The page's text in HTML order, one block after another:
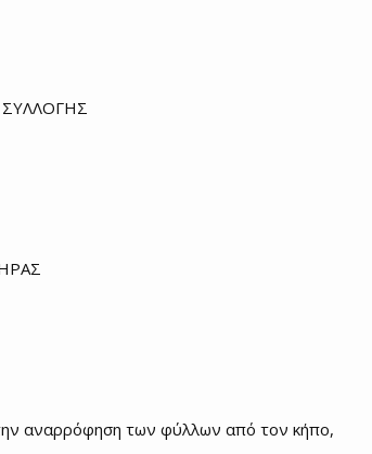
αναρρόφηση των φύλλων από τον κήπο,